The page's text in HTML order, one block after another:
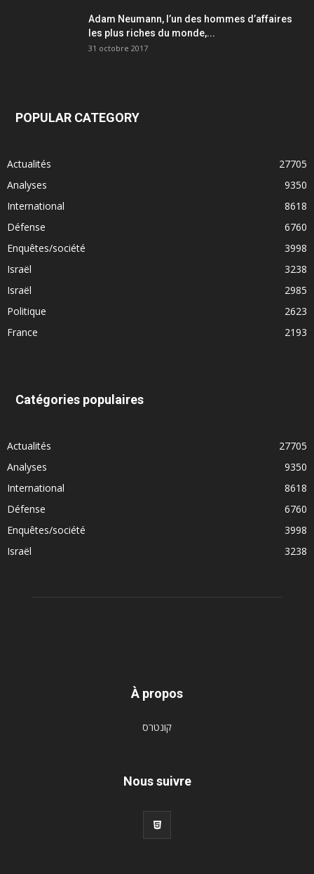
Adam Neumann, l’un des hommes d’affaires
les plus riches du monde,...
31 octobre 2017
POPULAR CATEGORY
Actualités
27705
Analyses
9350
International
8618
Défense
6760
Enquêtes/société
3998
Israël
3238
Israël
2985
Politique
2623
France
2193
Catégories populaires
Actualités
27705
Analyses
9350
International
8618
Défense
6760
Enquêtes/société
3998
Israël
3238
À propos
קונטרס
Nous suivre